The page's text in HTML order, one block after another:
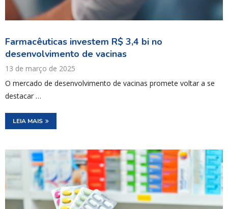
Farmacêuticas investem R$ 3,4 bi no
desenvolvimento de vacinas
13 de março de 2025
O mercado de desenvolvimento de vacinas promete voltar a se
destacar …
LEIA MAIS